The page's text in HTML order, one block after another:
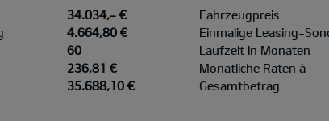
34.034,- €
4.664,80 €
60
236,81 €
35.688,10 €
Fahrzeugpreis
Einmalige Leasing-
Laufzeit in Monaten
Monatliche Raten à
Gesamtbetrag